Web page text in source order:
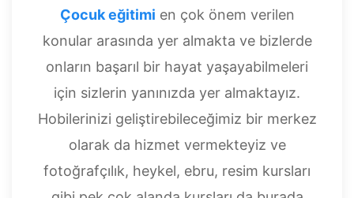
Çocuk eğitimi en çok önem verilen
konular arasında yer almakta ve bizlerde
onların başarıl bir hayat yaşayabilmeleri
için sizlerin yanınızda yer almaktayız.
Hobilerinizi geliştirebileceğimiz bir merkez
olarak da hizmet vermekteyiz ve
fotoğrafçılık, heykel, ebru, resim kursları